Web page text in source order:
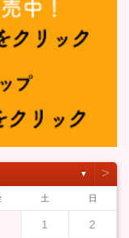
▼ ˃
土 日
1 2